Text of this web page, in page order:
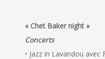
« Chet Baker night »
Concerts
• Jazz in Lavandou